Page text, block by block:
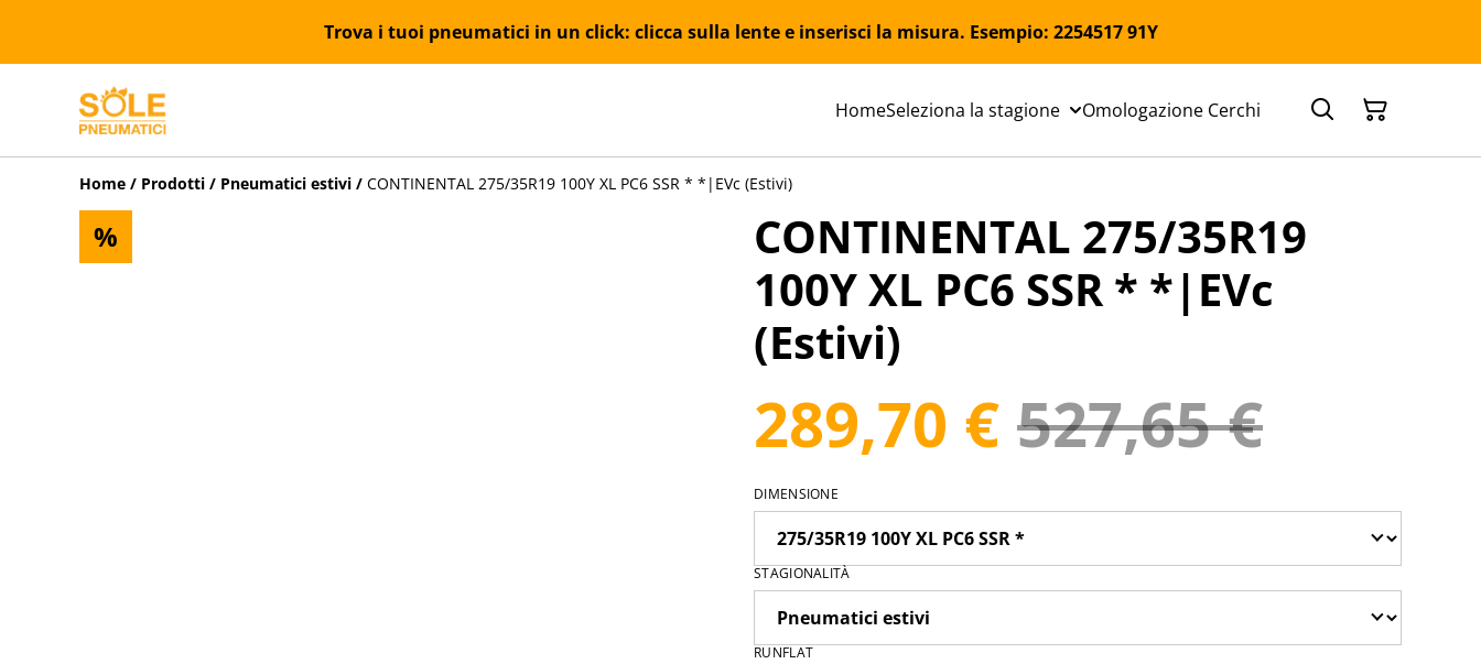
Trova i tuoi pneumatici in un click: clicca sulla lente e inserisci la misura. Esempio: 2254517 91Y
HomeSeleziona la stagione Omologazione Cerchi
Home / Prodotti / Pneumatici estivi / CONTINENTAL 275/35R19 100Y XL PC6 SSR * *|EVc (Estivi)
%
CONTINENTAL 275/35R19
100Y XL PC6 SSR * *|EVc
(Estivi)
289,70 € 527,65 €
DIMENSIONE
STAGIONALITÀ
RUNFLAT